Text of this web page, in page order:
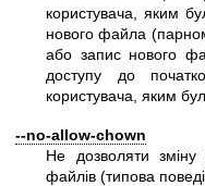
користувача, яким
нового файла
або запис нового
доступу до
користувача, яким
--no-allow-chown
Не дозволяти
файлів (типова